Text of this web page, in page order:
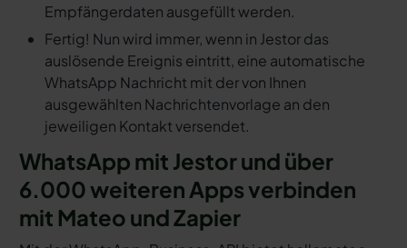
Empfängerdaten ausgefüllt werden.
Fertig! Nun wird immer, wenn in Jestor das
auslösende Ereignis eintritt, eine automatische
WhatsApp Nachricht mit der von Ihnen
ausgewählten Nachrichtenvorlage an den
jeweiligen Kontakt versendet.
WhatsApp mit Jestor und über
6.000 weiteren Apps verbinden
mit Mateo und Zapier